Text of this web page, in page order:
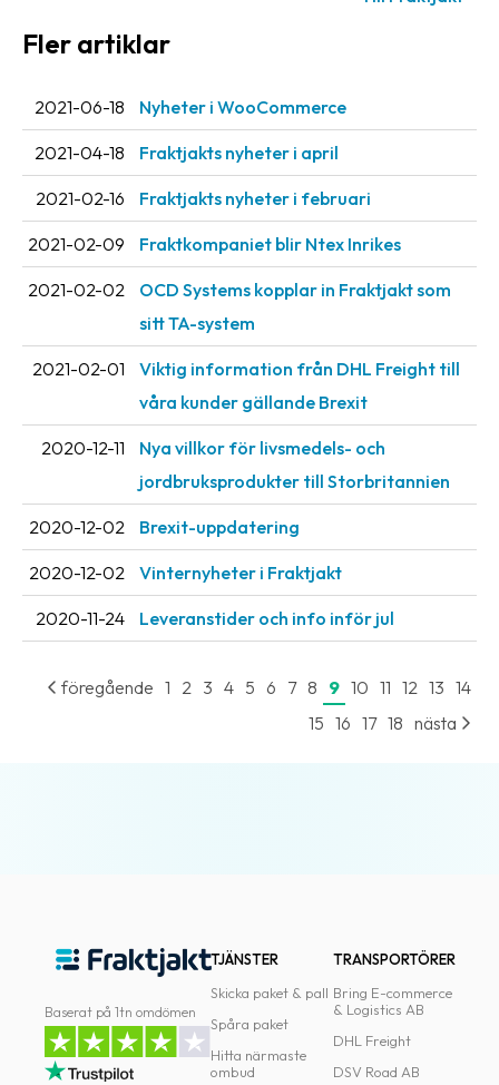
Nedladdningar
Streckkodsläsare
Kundtjänst
Om
företaget
Fraktjakt
Pressrum
Medarbetare
Jobb
Nyhetsarkiv
Kontakta
Fler artiklar
2021-06-18 Nyheter i WooCommerce
2021-04-18 Fraktjakts nyheter i april
2021-02-16 Fraktjakts nyheter i februari
2021-02-09 Fraktkompaniet blir Ntex Inrikes
2021-02-02
OCD Systems kopplar in Fraktjakt som
sitt TA-system
2021-02-01
Viktig information från DHL Freight till
våra kunder gällande Brexit
2020-12-11
Nya villkor för livsmedels- och
jordbruksprodukter till Storbritannien
2020-12-02 Brexit-uppdatering
2020-12-02 Vinternyheter i Fraktjakt
2020-11-24 Leveranstider och info inför jul
föregående 1 2 3 4 5 6 7 8 9 10 11 12 13 14
15 16 17 18 nästa
Baserat på 1tn omdömen
TJÄNSTER
Skicka paket & pall
Spåra paket
Hitta närmaste
ombud
TRANSPORTÖRER
Bring E-commerce
& Logistics AB
DHL Freight
DSV Road AB